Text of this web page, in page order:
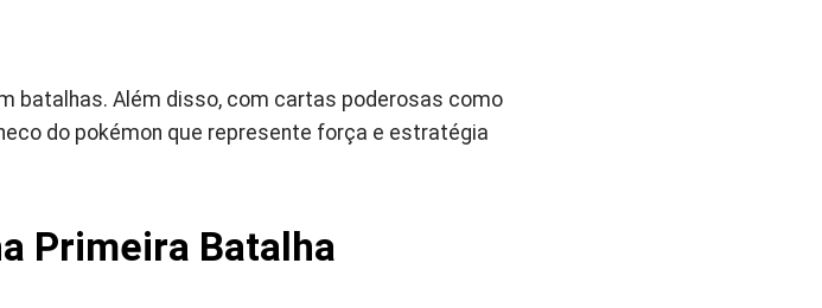
batalhas. Além disso, com cartas poderosas como
do pokémon que represente força e estratégia
Primeira Batalha